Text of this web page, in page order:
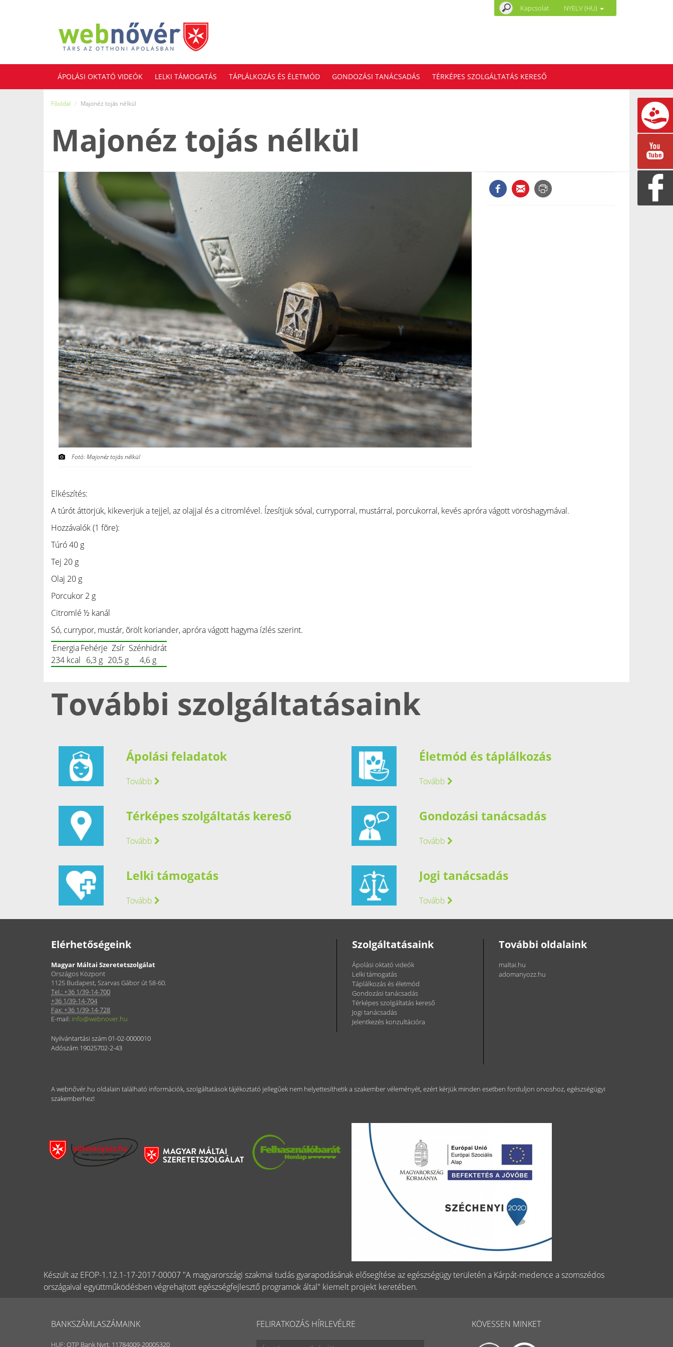
Kapcsolat NYELV (HU)
ÁPOLÁSI OKTATÓ VIDEÓK LELKI TÁMOGATÁS TÁPLÁLKOZÁS ÉS ÉLETMÓD GONDOZÁSI TANÁCSADÁS TÉRKÉPES SZOLGÁLTATÁS KERESŐ
JOGI TANÁCSADÁS
Főoldal Majonéz tojás nélkül
Majonéz tojás nélkül
Fotó: Majonéz tojás nélkül
Elkészítés:
A túrót áttörjük, kikeverjük a tejjel, az olajjal és a citromlével. Ízesítjük sóval, curryporral, mustárral, porcukorral, kevés apróra vágott vöröshagymával.
Hozzávalók (1 fõre):
Túró 40 g
Tej 20 g
Olaj 20 g
Porcukor 2 g
Citromlé ½ kanál
Só, currypor, mustár, õrölt koriander, apróra vágott hagyma ízlés szerint.
EnergiaFehérje Zsír Szénhidrát
234 kcal 6,3 g 20,5 g 4,6 g
További szolgáltatásaink
Ápolási feladatok
Tovább
Térképes szolgáltatás kereső
Tovább
Lelki támogatás
Tovább
Életmód és táplálkozás
Tovább
Gondozási tanácsadás
Tovább
Jogi tanácsadás
Tovább
Elérhetőségeink
Magyar Máltai Szeretetszolgálat
Országos Központ
1125 Budapest, Szarvas Gábor út 58-60.
Tel.: +36 1/39-14-700
+36 1/39-14-704
Fax: +36 1/39-14-728
E-mail: info@webnover.hu
Nyilvántartási szám 01-02-0000010
Adószám 19025702-2-43
Szolgáltatásaink
Ápolási oktató videók
Lelki támogatás
Táplálkozás és életmód
Gondozási tanácsadás
Térképes szolgáltatás kereső
Jogi tanácsadás
Jelentkezés konzultációra
További oldalaink
maltai.hu
adomanyozz.hu
A webnővér.hu oldalain található információk, szolgáltatások tájékoztató jellegűek nem helyettesíthetik a szakember véleményét, ezért kérjük minden esetben forduljon orvoshoz, egészségügyi
szakemberhez!
Készült az EFOP-1.12.1-17-2017-00007 "A magyarországi szakmai tudás gyarapodásának elősegítése az egészségügy területén a Kárpát-medence a szomszédos
országaival együttműködésben végrehajtott egészségfejlesztő programok által" kiemelt projekt keretében.
BANKSZÁMLASZÁMAINK
HUF: OTP Bank Nyrt. 11784009-20005320
FELIRATKOZÁS HÍRLEVÉLRE KÖVESSEN MINKET